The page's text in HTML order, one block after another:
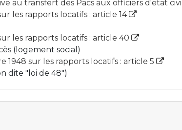
au transfert des Pacs aux officiers d'état civil
les rapports locatifs : article 14
les rapports locatifs : article 40
(logement social)
1948 sur les rapports locatifs : article 5
dite "loi de 48")